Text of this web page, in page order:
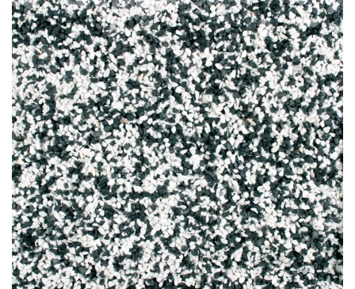
het
einde
van
de
afbeeldingen-
gallerij